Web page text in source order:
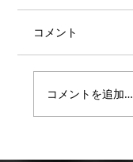
コメント
コメントを追加…